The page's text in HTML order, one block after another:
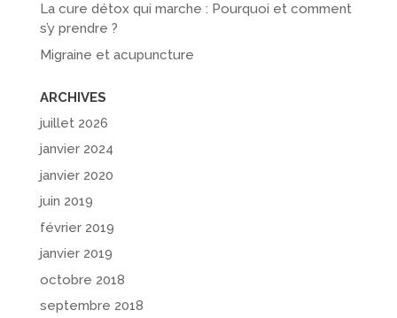
La cure détox qui marche : Pourquoi et comment
s’y prendre ?
Migraine et acupuncture
ARCHIVES
juillet 2026
janvier 2024
janvier 2020
juin 2019
février 2019
janvier 2019
octobre 2018
septembre 2018